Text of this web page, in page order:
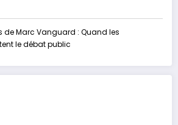
de Marc Vanguard : Quand les
le débat public